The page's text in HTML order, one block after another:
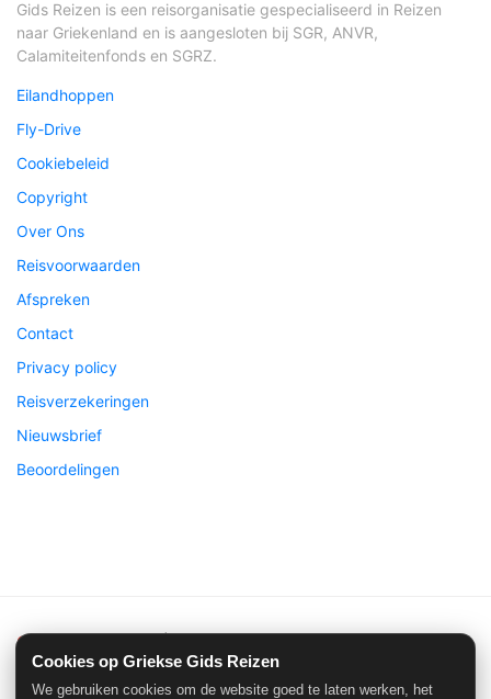
Cookies op Griekse Gids Reizen
We gebruiken cookies om de website goed te laten werken, het
Gids Reizen is een reisorganisatie gespecialiseerd in Reizen
naar Griekenland en is aangesloten bij SGR, ANVR,
Calamiteitenfonds en SGRZ.
Eilandhoppen
Fly-Drive
Cookiebeleid
Copyright
Over Ons
Reisvoorwaarden
Afspreken
Contact
Privacy policy
Reisverzekeringen
Nieuwsbrief
Beoordelingen
Griekse Gids Reizen